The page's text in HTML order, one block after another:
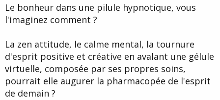
u
d
a
d
c
u
b
t
Le bonheur dans une pilule hypnotique, vous
l'imaginez comment ?
La zen attitude, le calme mental, la tournure
d'esprit positive et créative en avalant une gélule
virtuelle, composée par ses propres soins,
pourrait elle augurer la pharmacopée de l'esprit
de demain ?